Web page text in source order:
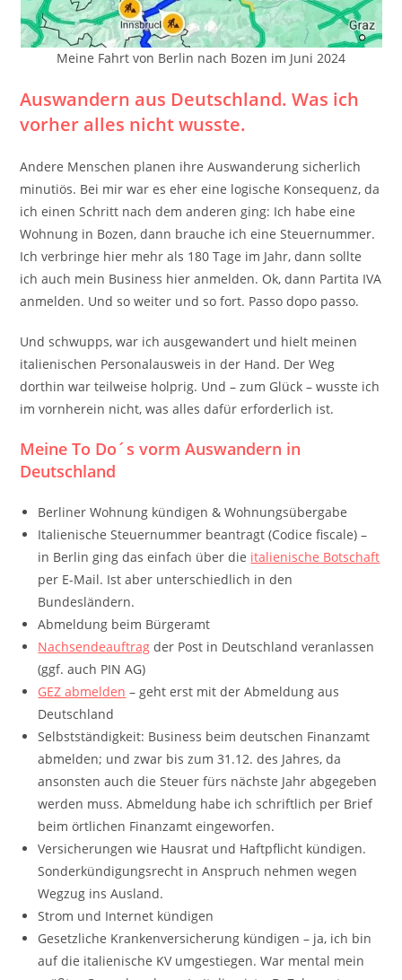
Meine Fahrt von Berlin nach Bozen im Juni 2024
Auswandern aus Deutschland. Was ich
vorher alles nicht wusste.
Andere Menschen planen ihre Auswanderung sicherlich
minutiös. Bei mir war es eher eine logische Konsequenz, da
ich einen Schritt nach dem anderen ging: Ich habe eine
Wohnung in Bozen, dann brauche ich eine Steuernummer.
Ich verbringe hier mehr als 180 Tage im Jahr, dann sollte
ich auch mein Business hier anmelden. Ok, dann Partita IVA
anmelden. Und so weiter und so fort. Passo dopo passo.
Und schwupps, war ich ausgewandert und hielt meinen
italienischen Personalausweis in der Hand. Der Weg
dorthin war teilweise holprig. Und – zum Glück – wusste ich
im vornherein nicht, was alles dafür erforderlich ist.
Meine To Do´s vorm Auswandern in
Deutschland
Berliner Wohnung kündigen & Wohnungsübergabe
Italienische Steuernummer beantragt (Codice fiscale) –
in Berlin ging das einfach über die italienische Botschaft
per E-Mail. Ist aber unterschiedlich in den
Bundesländern.
Abmeldung beim Bürgeramt
Nachsendeauftrag der Post in Deutschland veranlassen
(ggf. auch PIN AG)
GEZ abmelden – geht erst mit der Abmeldung aus
Deutschland
Selbstständigkeit: Business beim deutschen Finanzamt
abmelden; und zwar bis zum 31.12. des Jahres, da
ansonsten auch die Steuer fürs nächste Jahr abgegeben
werden muss. Abmeldung habe ich schriftlich per Brief
beim örtlichen Finanzamt eingeworfen.
Versicherungen wie Hausrat und Haftpflicht kündigen.
Sonderkündigungsrecht in Anspruch nehmen wegen
Wegzug ins Ausland.
Strom und Internet kündigen
Gesetzliche Krankenversicherung kündigen – ja, ich bin
auf die italienische KV umgestiegen. War mental mein